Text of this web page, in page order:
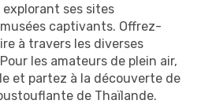
ses sites
captivants. Offrez-
à travers les diverses
les amateurs de plein air,
et partez à la découverte de
de Thaïlande.